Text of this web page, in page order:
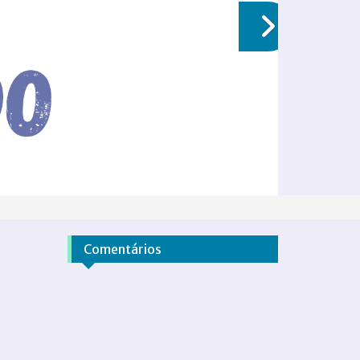
Comentários